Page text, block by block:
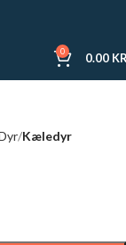
0 0.00
Kæledyr